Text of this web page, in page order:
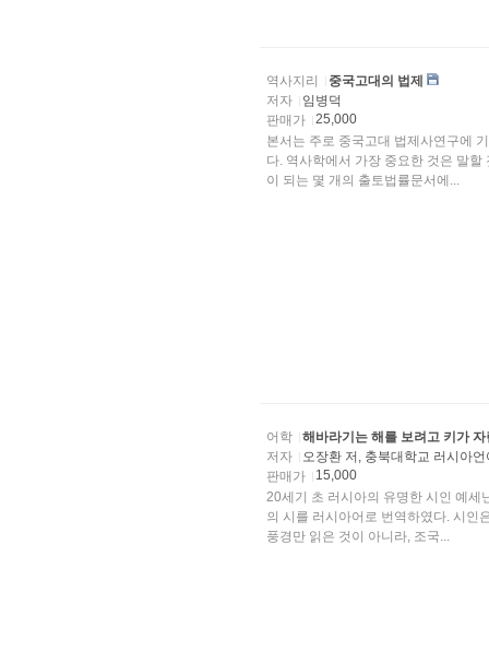
역사지리
중국고대의 법제
저자
임병덕
판매가
25,000
본서는 주로 중국고대 법제사연구에
다. 역사학에서 가장 중요한 것은 말
이 되는 몇 개의 출토법률문서에...
어학
해바라기는 해를 보려고 키가 자
저자
오장환 저, 충북대학교 러시아
판매가
15,000
20세기 초 러시아의 유명한 시인 예세
의 시를 러시아어로 번역하였다. 시인
풍경만 읽은 것이 아니라, 조국...